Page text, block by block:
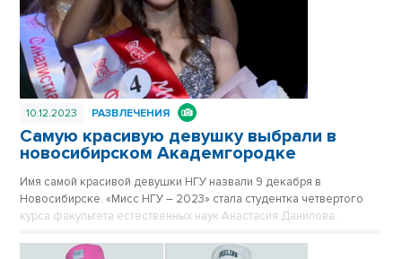
10.12.2023 РАЗВЛЕЧЕНИЯ
Самую красивую девушку выбрали в
новосибирском Академгородке
Имя самой красивой девушки НГУ назвали 9 декабря в
Новосибирске. «Мисс НГУ – 2023» стала студентка четвертого
курса факультета естественных наук Анастасия Данилова.